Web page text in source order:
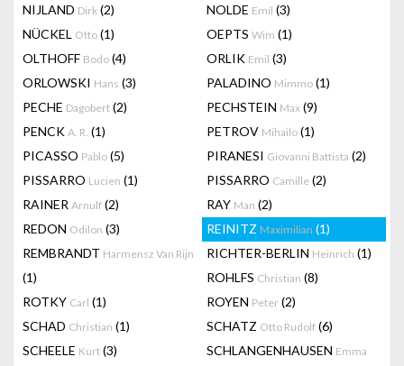
NIJLAND Dirk (2) NOLDE Emil (3)
NÜCKEL Otto (1) OEPTS Wim (1)
OLTHOFF Bodo (4) ORLIK Emil (3)
ORLOWSKI Hans (3) PALADINO Mimmo (1)
PECHE Dagobert (2) PECHSTEIN Max (9)
PENCK A. R. (1) PETROV Mihailo (1)
PICASSO Pablo (5) PIRANESI Giovanni Battista (2)
PISSARRO Lucien (1) PISSARRO Camille (2)
RAINER Arnulf (2) RAY Man (2)
REDON Odilon (3) REINITZ Maximilian (1)
REMBRANDT Harmensz Van Rijn
(1)
RICHTER-BERLIN Heinrich (1)
ROHLFS Christian (8)
ROTKY Carl (1) ROYEN Peter (2)
SCHAD Christian (1) SCHATZ Otto Rudolf (6)
SCHEELE Kurt (3) SCHLANGENHAUSEN Emma